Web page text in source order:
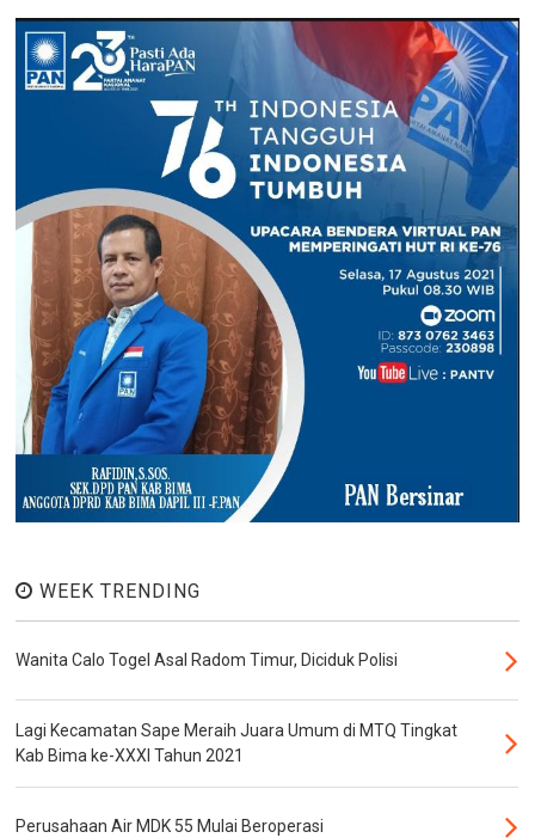
WEEK TRENDING
Wanita Calo Togel Asal Radom Timur, Diciduk Polisi
Lagi Kecamatan Sape Meraih Juara Umum di MTQ Tingkat
Kab Bima ke-XXXI Tahun 2021
Perusahaan Air MDK 55 Mulai Beroperasi